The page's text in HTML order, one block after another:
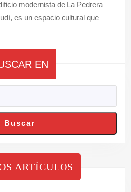
Arte
modernista de La Pedrera
es un espacio cultural que
EN
Buscar
ARTÍCULOS